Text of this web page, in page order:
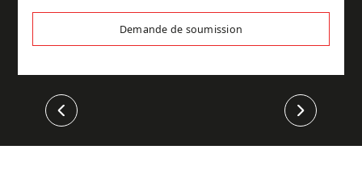
Demande de soumission
Précédent Suivant